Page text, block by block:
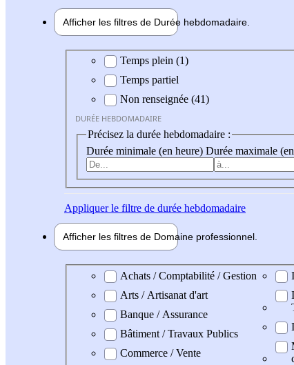
Afficher les filtres de Durée hebdomadaire
Durée hebdomadaire
Temps plein (1)
Temps partiel
Non renseignée (41)
DURÉE HEBDOMADAIRE
Précisez la durée hebdomadaire :
Durée minimale (en heure) Durée maximale
Appliquerle filtre de durée hebdomadaire
Afficher les filtres de Domaine professionnel
Domaine professionel
Achats / Comptabilité / Gestion
Arts / Artisanat d'art
Banque / Assurance
Bâtiment / Travaux Publics
Commerce / Vente